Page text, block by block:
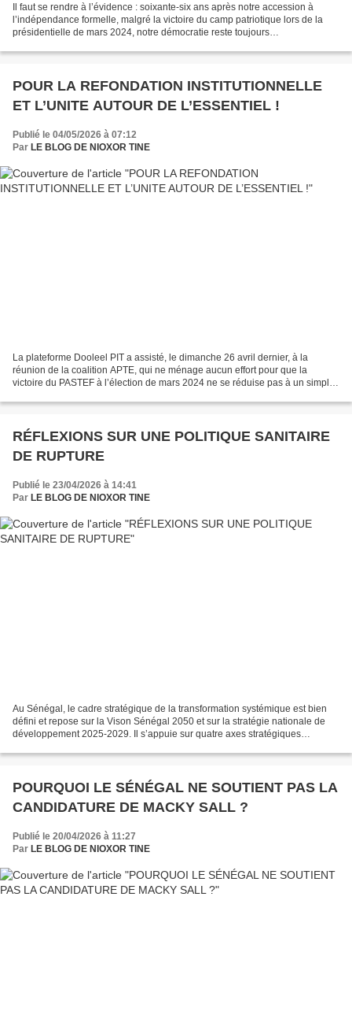
Il faut se rendre à l’évidence : soixante-six ans après notre accession à
l’indépendance formelle, malgré la victoire du camp patriotique lors de la
présidentielle de mars 2024, notre démocratie reste toujours
POUR LA REFONDATION INSTITUTIONNELLE
ET L’UNITE AUTOUR DE L’ESSENTIEL !
Publié le 04/05/2026 à 07:12
Par LE BLOG DE NIOXOR TINE
La plateforme Dooleel PIT a assisté, le dimanche 26 avril dernier, à la
réunion de la coalition APTE, qui ne ménage aucun effort pour que la
victoire du PASTEF à l’élection de mars 2024 ne se réduise pas à un simple
RÉFLEXIONS SUR UNE POLITIQUE SANITAIRE
DE RUPTURE
Publié le 23/04/2026 à 14:41
Par LE BLOG DE NIOXOR TINE
Au Sénégal, le cadre stratégique de la transformation systémique est bien
défini et repose sur la Vison Sénégal 2050 et sur la stratégie nationale de
développement 2025-2029. Il s’appuie sur quatre axes stratégiques
POURQUOI LE SÉNÉGAL NE SOUTIENT PAS LA
CANDIDATURE DE MACKY SALL ?
Publié le 20/04/2026 à 11:27
Par LE BLOG DE NIOXOR TINE